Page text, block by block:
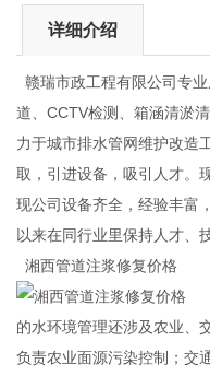
详细介绍
赣瑞市政工程有限公司专
道、CCTV检测、箱涵清淤
力于城市排水管网维护改造
取，引进设备，吸引人才。
现公司设备齐全，经验丰富
以来在同行业里保持人才、
湘西管道注浆修复价格
的水环境管理还涉及农业、
负责农业面源污染控制；交